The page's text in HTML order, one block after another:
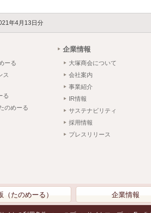
年4月13日分
ーる
ス
る
のめーる
企業情報
大塚商会について
会社案内
事業紹介
IR情報
サステナビリティ
採用情報
プレスリリース
（たのめーる） 企業情報